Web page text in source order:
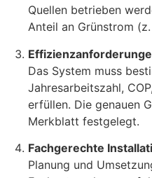
Quellen betrieben
Anteil an Grünstrom
Das System muss
Jahresarbeitszahl,
erfüllen. Die genauen
Merkblatt festgelegt.
Fachgerechte
Planung und